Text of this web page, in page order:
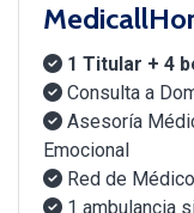
1 Titular + 4
Consulta a
Asesoría
Emocional
Red de
1 ambulancia